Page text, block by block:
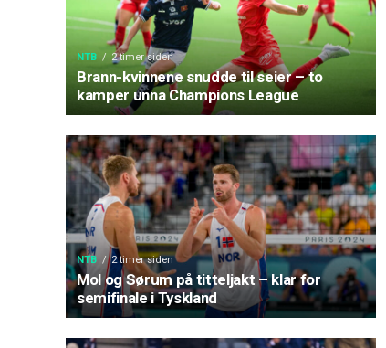
NTB 2 timer siden
Brann-kvinnene snudde til seier – to
kamper unna Champions League
NTB 2 timer siden
Mol og Sørum på titteljakt – klar for
semifinale i Tyskland